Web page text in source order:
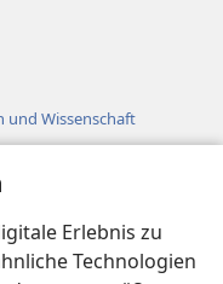
Erlebnis zu
Technologien
Wissenschaft